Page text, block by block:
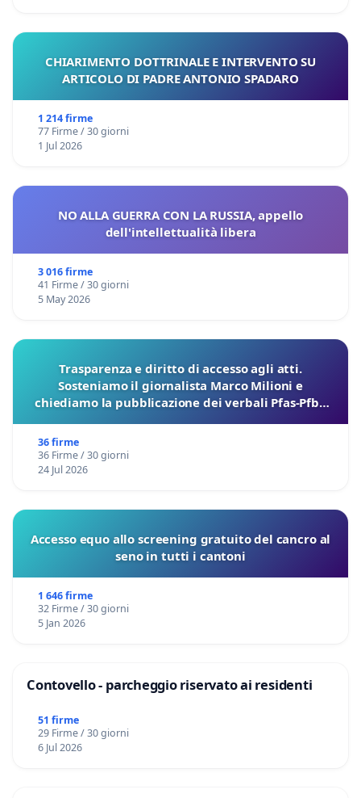
CHIARIMENTO DOTTRINALE E INTERVENTO SU
ARTICOLO DI PADRE ANTONIO SPADARO
1 214 firme
77 Firme / 30 giorni
1 Jul 2026
NO ALLA GUERRA CON LA RUSSIA, appello
dell'intellettualità libera
3 016 firme
41 Firme / 30 giorni
5 May 2026
Trasparenza e diritto di accesso agli atti.
Sosteniamo il giornalista Marco Milioni e
chiediamo la pubblicazione dei verbali Pfas-Pfba
36 firme
36 Firme / 30 giorni
24 Jul 2026
Accesso equo allo screening gratuito del cancro al
seno in tutti i cantoni
1 646 firme
32 Firme / 30 giorni
5 Jan 2026
Contovello - parcheggio riservato ai residenti
51 firme
29 Firme / 30 giorni
6 Jul 2026